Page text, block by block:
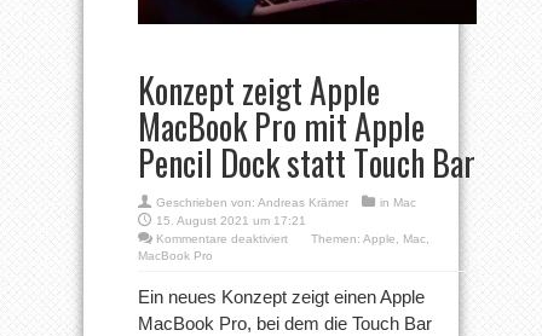
Konzept zeigt Apple
MacBook Pro mit Apple
Pencil Dock statt Touch Bar
Geschrieben von: Andreas Krämer in Mac
15. August 2021 um 17:21
Kommentare deaktiviertfür
Apple
MacBook
Pro
Themen: Apple, Mac,
MacBook Pro
Ein neues Konzept zeigt einen Apple
MacBook Pro, bei dem die Touch Bar